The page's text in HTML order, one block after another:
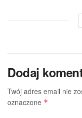
Dodaj
Twój adres email nie
oznaczone *